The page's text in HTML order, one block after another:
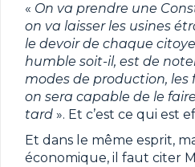
« On va prendre une
on va laisser les usines
le devoir de chaque
humble soit-il, est de
modes de production, les
on sera capable de le
tard ». Et c’est ce qui est
Et dans le même esprit,
économique, il faut citer